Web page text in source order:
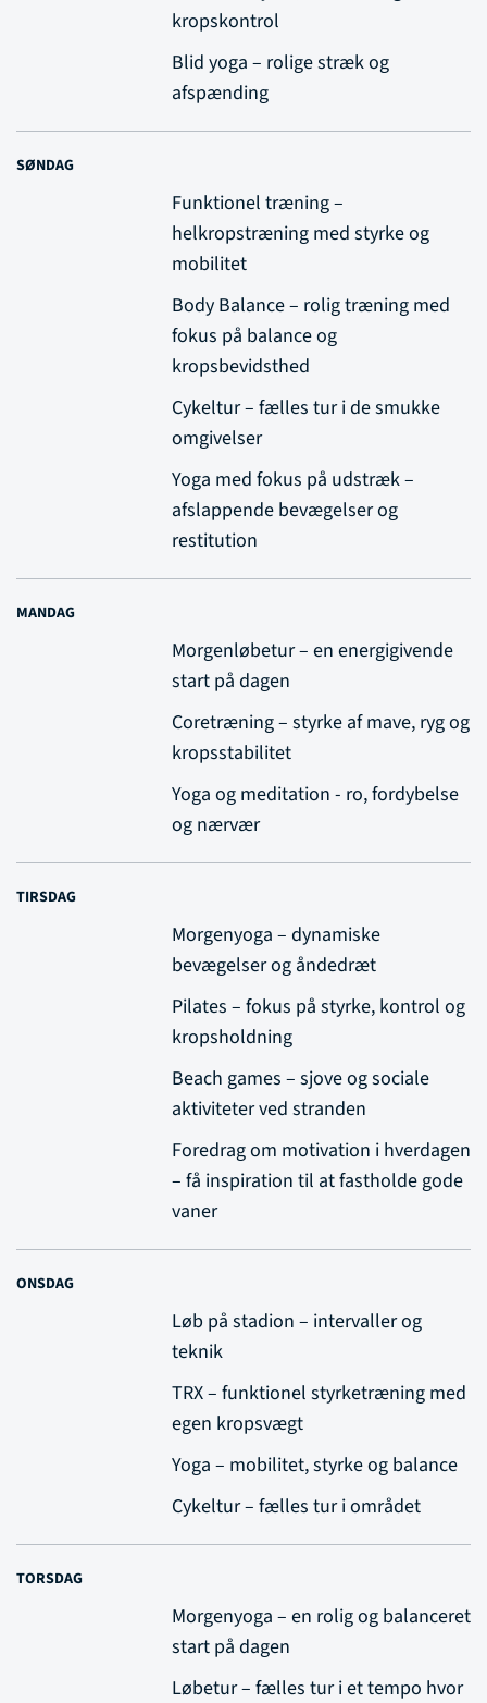
kropskontrol
Blid yoga – rolige stræk og
afspænding
SØNDAG
Funktionel træning –
helkropstræning med styrke og
mobilitet
Body Balance – rolig træning med
fokus på balance og
kropsbevidsthed
Cykeltur – fælles tur i de smukke
omgivelser
Yoga med fokus på udstræk –
afslappende bevægelser og
restitution
MANDAG
Morgenløbetur – en energigivende
start på dagen
Coretræning – styrke af mave, ryg og
kropsstabilitet
Yoga og meditation - ro, fordybelse
og nærvær
TIRSDAG
Morgenyoga – dynamiske
bevægelser og åndedræt
Pilates – fokus på styrke, kontrol og
kropsholdning
Beach games – sjove og sociale
aktiviteter ved stranden
Foredrag om motivation i hverdagen
– få inspiration til at fastholde gode
vaner
ONSDAG
Løb på stadion – intervaller og
teknik
TRX – funktionel styrketræning med
egen kropsvægt
Yoga – mobilitet, styrke og balance
Cykeltur – fælles tur i området
TORSDAG
Morgenyoga – en rolig og balanceret
start på dagen
Løbetur – fælles tur i et tempo hvor